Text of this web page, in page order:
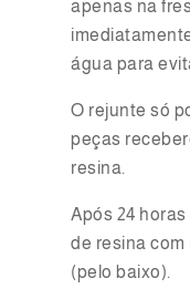
apenas na
água para
O rejunte só
peças
resina.
Após 24
de resina com
(pelo baixo).